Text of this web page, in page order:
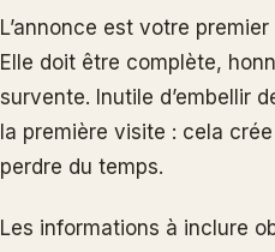
L’annonce est votre
Elle doit être complète,
survente. Inutile d’embellir
la première visite : cela
perdre du temps.
Les informations à inclure